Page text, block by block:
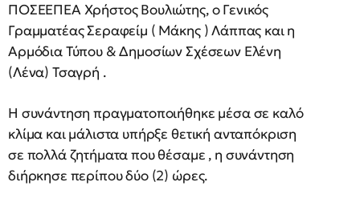
ΠΟΣΕΕΠΕΑ Χρήστος Βουλιώτης, ο Γενικός
Γραμματέας Σεραφείμ ( Μάκης ) Λάππας και η
Αρμόδια Τύπου & Δημοσίων Σχέσεων Ελένη
(Λένα) Τσαγρή .
Η συνάντηση πραγματοποιήθηκε μέσα σε καλό
κλίμα και μάλιστα υπήρξε θετική ανταπόκριση
σε πολλά ζητήματα που θέσαμε , η συνάντηση
διήρκησε περίπου δύο (2) ώρες.